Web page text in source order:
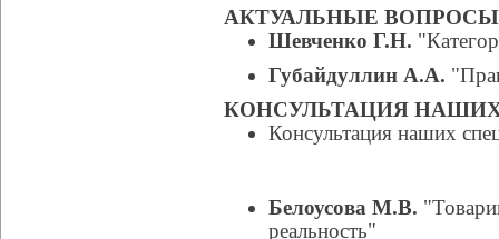
АКТУАЛЬНЫЕ
Шевченко Г.Н.
Губайдуллин А.А.
КОНСУЛЬТАЦИЯ
Консультация наших
Белоусова М.В.
реальность"